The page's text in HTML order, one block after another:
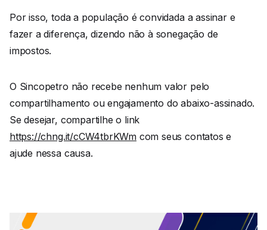
Por isso, toda a população é convidada a assinar e
fazer a diferença, dizendo não à sonegação de
impostos.
O Sincopetro não recebe nenhum valor pelo
compartilhamento ou engajamento do abaixo-assinado.
Se desejar, compartilhe o link
https://chng.it/cCW4tbrKWm com seus contatos e
ajude nessa causa.